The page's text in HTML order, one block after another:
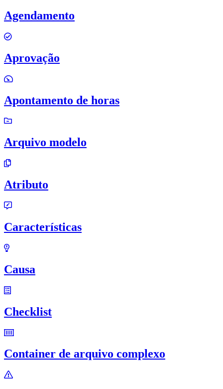
Agendamento
Aprovação
Apontamento de horas
Arquivo modelo
Atributo
Características
Causa
Checklist
Container de arquivo complexo